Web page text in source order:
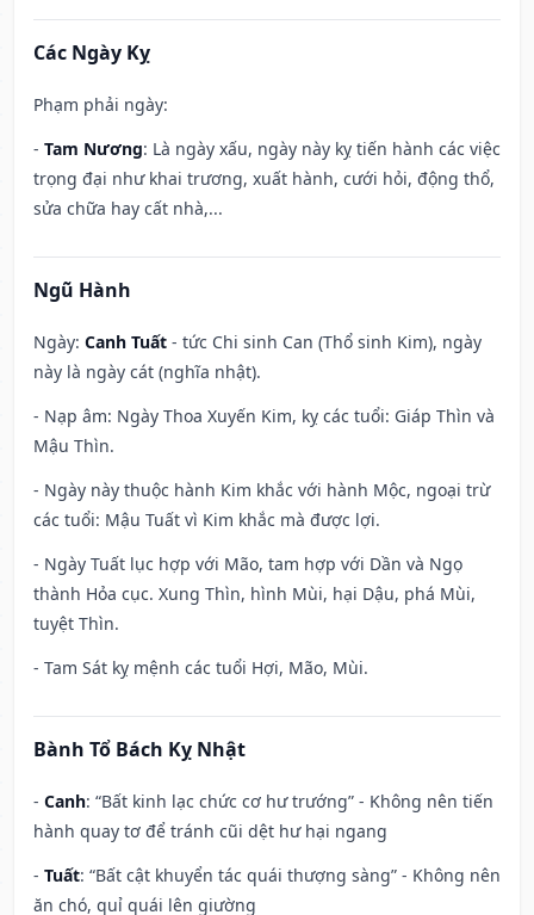
Các Ngày Kỵ
Phạm phải ngày:
- Tam Nương: Là ngày xấu, ngày này kỵ tiến hành các việc
trọng đại như khai trương, xuất hành, cưới hỏi, động thổ,
sửa chữa hay cất nhà,...
Ngũ Hành
Ngày: Canh Tuất - tức Chi sinh Can (Thổ sinh Kim), ngày
này là ngày cát (nghĩa nhật).
- Nạp âm: Ngày Thoa Xuyến Kim, kỵ các tuổi: Giáp Thìn và
Mậu Thìn.
- Ngày này thuộc hành Kim khắc với hành Mộc, ngoại trừ
các tuổi: Mậu Tuất vì Kim khắc mà được lợi.
- Ngày Tuất lục hợp với Mão, tam hợp với Dần và Ngọ
thành Hỏa cục. Xung Thìn, hình Mùi, hại Dậu, phá Mùi,
tuyệt Thìn.
- Tam Sát kỵ mệnh các tuổi Hợi, Mão, Mùi.
Bành Tổ Bách Kỵ Nhật
- Canh: “Bất kinh lạc chức cơ hư trướng” - Không nên tiến
hành quay tơ để tránh cũi dệt hư hại ngang
- Tuất: “Bất cật khuyển tác quái thượng sàng” - Không nên
ăn chó, quỉ quái lên giường